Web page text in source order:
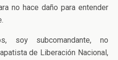
no hace daño para entender
soy subcomandante, no
de Liberación Nacional,